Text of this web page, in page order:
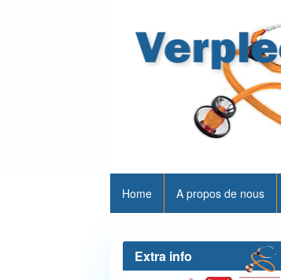
Home A propos de nous
Extra info